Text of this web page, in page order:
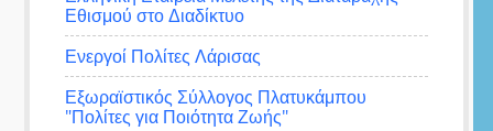
Εθισμού στο Διαδίκτυο
Ενεργοί Πολίτες Λάρισας
Εξωραϊστικός Σύλλογος Πλατυκάμπου
"Πολίτες για Ποιότητα Ζωής"